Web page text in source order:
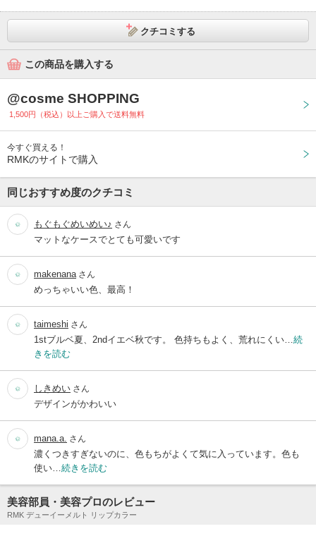
クチコミする
この商品を購入する
@cosme SHOPPING
1,500円（税込）以上ご購入で送料無料
今すぐ買える！
RMKのサイトで購入
同じおすすめ度のクチコミ
もぐもぐめいめい♪ さん
マットなケースでとても可愛いです
makenana さん
めっちゃいい色、最高！
taimeshi さん
1stブルベ夏、2ndイエベ秋です。 色持ちもよく、荒れにくい… 続
きを読む
しきめい さん
デザインがかわいい
mana.a. さん
濃くつきすぎないのに、色もちがよくて気に入っています。色も
使い… 続きを読む
美容部員・美容プロのレビュー
RMK デューイーメルト リップカラー